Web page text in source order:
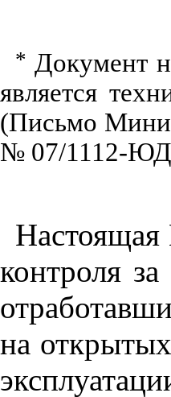
* Документ
является
(Письмо
№ 07/1112-
Настоящая
контроля
на